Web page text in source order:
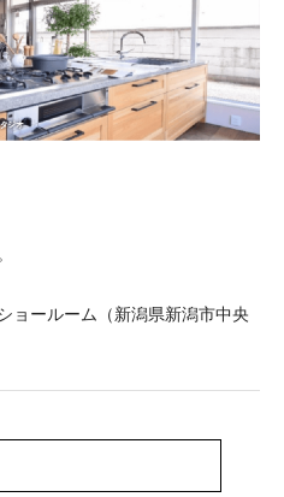
ョールーム（新潟県新潟市中央